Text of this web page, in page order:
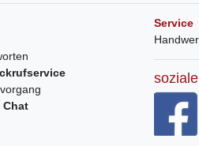
Chat
Service